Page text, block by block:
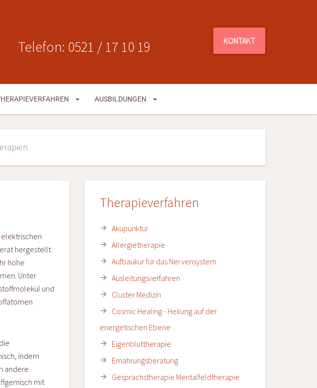
Telefon: 0521 / 17 10 19 KONTAKT
AUSBILDUNGEN
elektrischen
hergestellt.
hohe
Unter
und
indem
andere
mit
Therapieverfahren
Akupunktur
Allergietherapie
Aufbaukur für das Nervensystem
Ausleitungsverfahren
Cluster Medizin
Cosmic Healing - Heilung auf der
energetischen Ebene
Eigenbluttherapie
Ernährungsberatung
Gesprächstherapie Mentalfeldtherapie